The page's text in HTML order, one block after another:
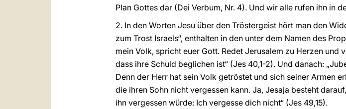
Plan Gottes dar (Dei Verbum, Nr. 4). Und wir alle rufen ihn in
2. In den Worten Jesu über den Tröstergeist hört man den
zum Trost Israels“, enthalten in den unter dem Namen des
mein Volk, spricht euer Gott. Redet Jerusalem zu Herzen und
dass ihre Schuld beglichen ist“ (Jes 40,1-2). Und danach:
Denn der Herr hat sein Volk getröstet und sich seiner Armen
die ihren Sohn nicht vergessen kann. Ja, Jesaja besteht
ihn vergessen würde: Ich vergesse dich nicht“ (Jes 49,15).